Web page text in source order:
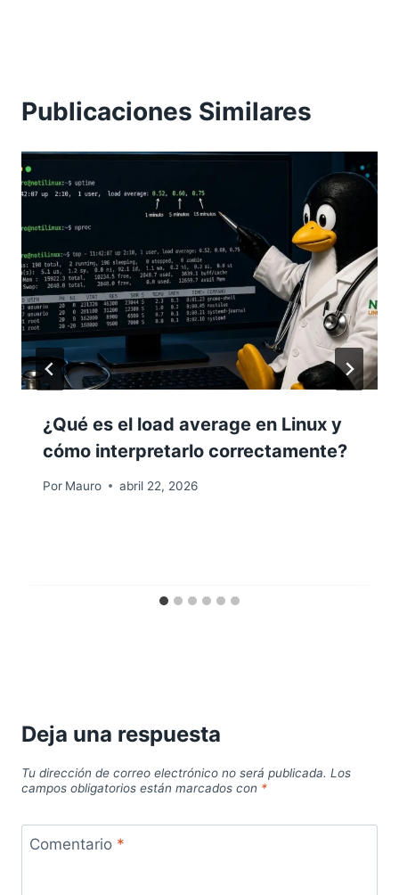
Publicaciones Similares
¿Qué es el load average en Linux y
cómo interpretarlo correctamente?
Por Mauro abril 22, 2026
Deja una respuesta
Tu dirección de correo electrónico no será publicada. Los
campos obligatorios están marcados con *
Comentario *